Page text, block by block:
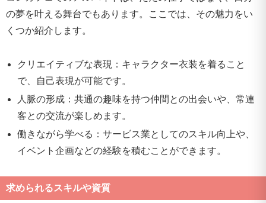
の夢を叶える舞台でもあります。ここでは、その魅力をい
くつか紹介します。
クリエイティブな表現：キャラクター衣装を着ること
で、自己表現が可能です。
人脈の形成：共通の趣味を持つ仲間との出会いや、常連
客との交流が楽しめます。
働きながら学べる：サービス業としてのスキル向上や、
イベント企画などの経験を積むことができます。
求められるスキルや資質